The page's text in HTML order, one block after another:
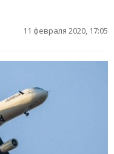
11 февраля 2020, 17:05